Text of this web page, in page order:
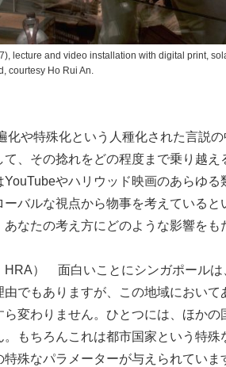
lecture and video installation with digital print,
courtesy Ho Rui An.
や特殊化という人種化された言説
、その捻れをどの程度まで乗り越え
やハリウッド映画のあらゆ
バルな視点から物事を考えている
なたの考え方にどのような影響をも
HRA） 面白いことにシンガポール
由でもありますが、この地域におい
変わりません。ひとつには、ほか
もちろんこれは都市国家という特殊
殊なパラメーターが与えられてい